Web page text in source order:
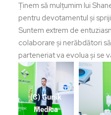
Ținem să mulțumim lui
pentru devotamentul și
Suntem extrem de
colaborare și nerăbdători
parteneriat va evolua și se
(C) Gursk
Medica